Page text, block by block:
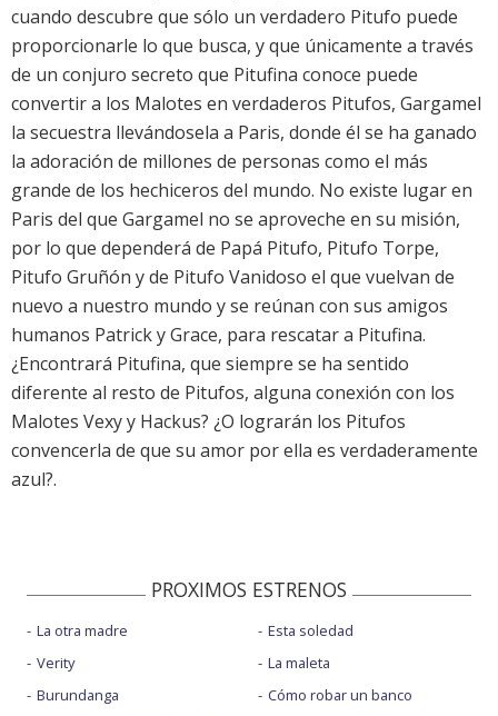
cuando descubre que sólo un verdadero Pitufo puede
proporcionarle lo que busca, y que únicamente a través
de un conjuro secreto que Pitufina conoce puede
convertir a los Malotes en verdaderos Pitufos, Gargamel
la secuestra llevándosela a Paris, donde él se ha ganado
la adoración de millones de personas como el más
grande de los hechiceros del mundo. No existe lugar en
Paris del que Gargamel no se aproveche en su misión,
por lo que dependerá de Papá Pitufo, Pitufo Torpe,
Pitufo Gruñón y de Pitufo Vanidoso el que vuelvan de
nuevo a nuestro mundo y se reúnan con sus amigos
humanos Patrick y Grace, para rescatar a Pitufina.
¿Encontrará Pitufina, que siempre se ha sentido
diferente al resto de Pitufos, alguna conexión con los
Malotes Vexy y Hackus? ¿O lograrán los Pitufos
convencerla de que su amor por ella es verdaderamente
azul?.
PROXIMOS ESTRENOS
La otra madre
Verity
Burundanga
Esta soledad
La maleta
Cómo robar un banco